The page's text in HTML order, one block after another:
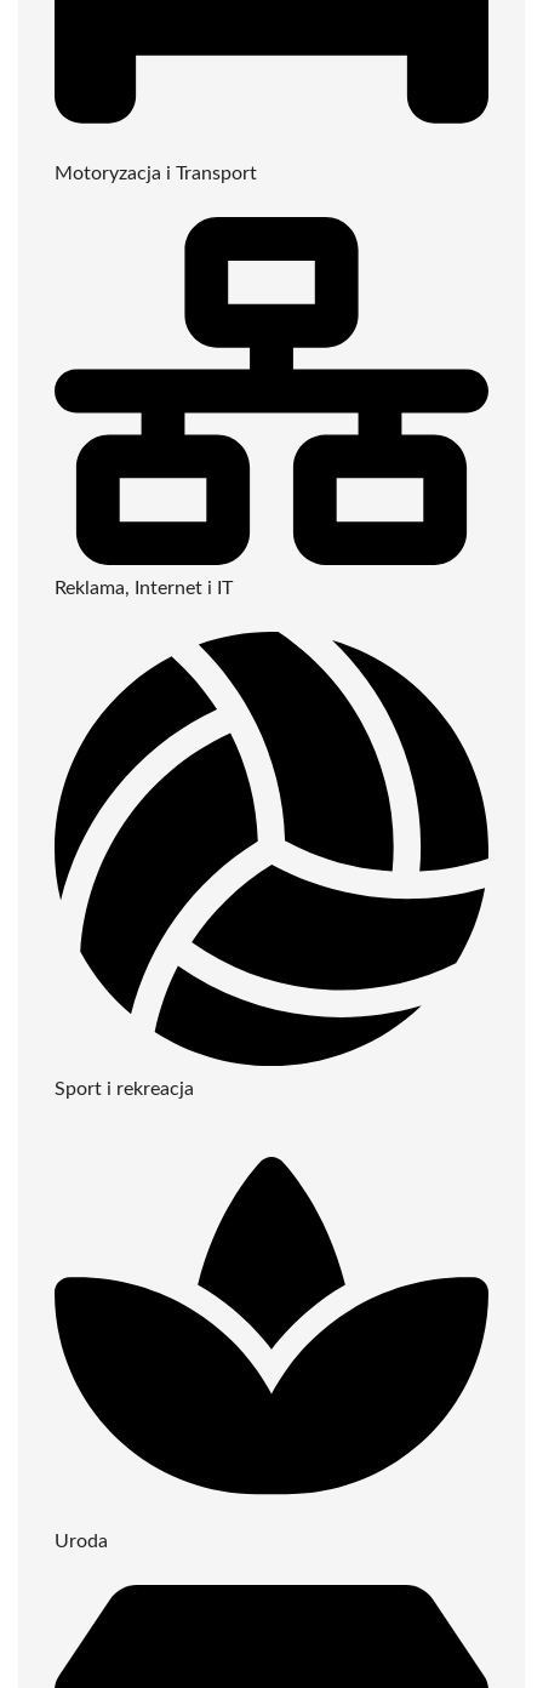
Motoryzacja i Transport
Reklama, Internet i IT
Sport i rekreacja
Uroda